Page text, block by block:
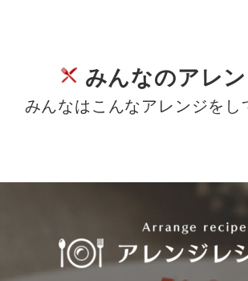
みんなのアレ
みんなはこんなアレンジをし